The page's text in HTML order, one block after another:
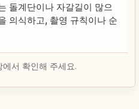
돌계단이나 자갈길이 많으
의식하고, 촬영 규칙이나 순
서 확인해 주세요.